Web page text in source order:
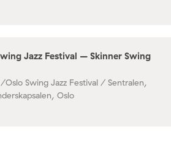
Jazz Festival – Skinner Swing
/Oslo Swing Jazz Festival / Sentralen,
Oslo